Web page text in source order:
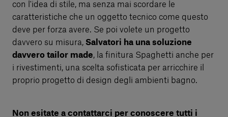
con l'idea di stile, ma senza mai scordare le
caratteristiche che un oggetto tecnico come questo
deve per forza avere. Se poi volete un progetto
davvero su misura, Salvatori ha una soluzione
davvero tailor made, la finitura Spaghetti anche per
i rivestimenti, una scelta sofisticata per arricchire il
proprio progetto di design degli ambienti bagno.
Non esitate a contattarci per conoscere tutti i